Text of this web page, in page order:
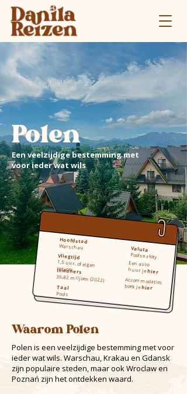
Polen
Een veelzijdige bestemming met
voor ieder wat wils
Waarom Polen
Inwoners
36,82 miljoen (2022)
Vliegtijd
1,5 uur, of eigen
vervoer
Taal
Pools
Valuta
Poolse złoty
Een auto
huur jehier
Accommodaties
boek jehier
Hoofdstad
Warschau
Polen is een veelzijdige bestemming met voor
ieder wat wils. Warschau, Krakau en Gdansk
zijn populaire steden, maar ook Wroclaw en
Poznań zijn het ontdekken waard.